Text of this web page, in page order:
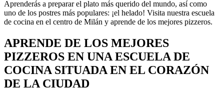
Aprenderás a preparar el plato más querido del mundo, así como
uno de los postres más populares: ¡el helado! Visita nuestra escuela
de cocina en el centro de Milán y aprende de los mejores pizzeros.
APRENDE DE LOS MEJORES
PIZZEROS EN UNA ESCUELA DE
COCINA SITUADA EN EL CORAZÓN
DE LA CIUDAD